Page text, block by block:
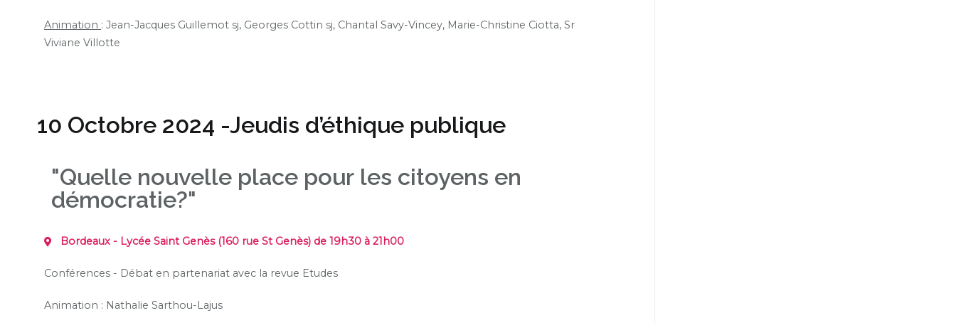
Animation : Jean-Jacques Guillemot sj, Georges Cottin sj, Chantal Savy-Vincey, Marie-Christine Ciotta, Sr
Viviane Villotte
10 Octobre 2024 -Jeudis d’éthique publique
"Quelle nouvelle place pour les citoyens en
démocratie?"
Bordeaux - Lycée Saint Genès (160 rue St Genès) de 19h30 à 21h00
Conférences - Débat en partenariat avec la revue Etudes
Animation : Nathalie Sarthou-Lajus